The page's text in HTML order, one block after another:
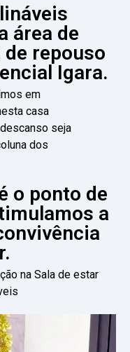
área de
repouso
Igara.
em
casa
seja
dos
o ponto de
a
na Sala de estar